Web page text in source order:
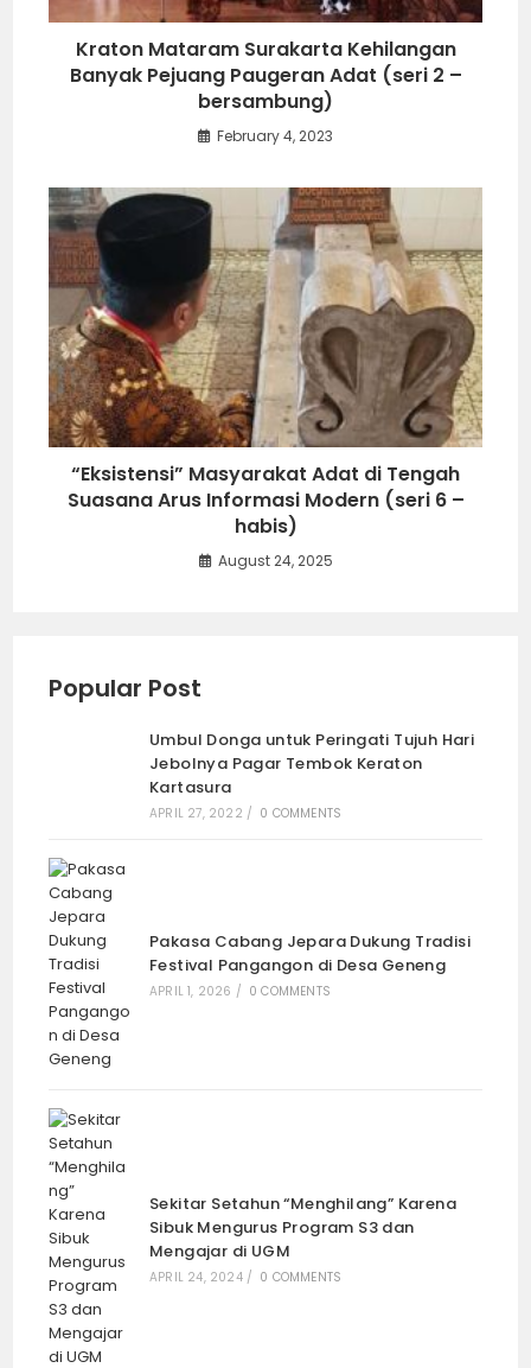
Kraton Mataram Surakarta Kehilangan
Banyak Pejuang Paugeran Adat (seri 2 –
bersambung)
February 4, 2023
“Eksistensi” Masyarakat Adat di Tengah
Suasana Arus Informasi Modern (seri 6 –
habis)
August 24, 2025
Popular Post
Umbul Donga untuk Peringati Tujuh Hari
Jebolnya Pagar Tembok Keraton
Kartasura
APRIL 27, 2022 / 0 COMMENTS
Pakasa Cabang Jepara Dukung Tradisi
Festival Pangangon di Desa Geneng
APRIL 1, 2026 / 0 COMMENTS
Sekitar Setahun “Menghilang” Karena
Sibuk Mengurus Program S3 dan
Mengajar di UGM
APRIL 24, 2024 / 0 COMMENTS